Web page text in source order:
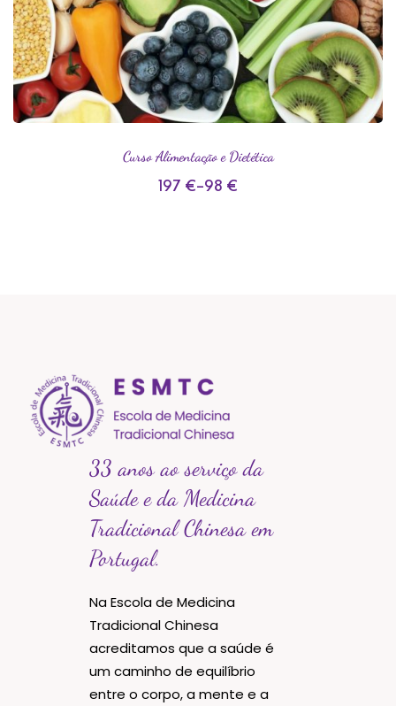
Curso Alimentação e Dietética
98 €
–
197 €
33 anos ao serviço da
Saúde e da Medicina
Tradicional Chinesa em
Portugal.
Na Escola de Medicina
Tradicional Chinesa
acreditamos que a saúde é
um caminho de equilíbrio
entre o corpo, a mente e a